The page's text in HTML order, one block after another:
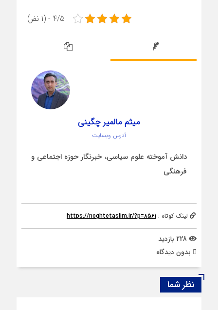
4/5 - (1 نفر)
میثم مالمیر چگینی
آدرس وبسایت
دانش آموخته علوم سیاسی، خبرنگار حوزه اجتماعی و
فرهنگی
لینک کوتاه : https://noghtetaslim.ir/?p=8561
بدون دیدگاه
نظر شما